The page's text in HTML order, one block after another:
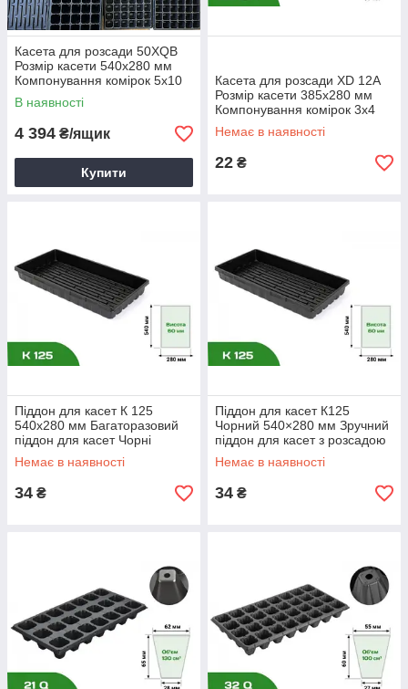
ат
О
ок
К
ап
та
Касета для розсади 50XQB
Розмір касети 540х280 мм
Компонування комірок 5х10
Контейнер для розсади
Пластикова тара для розсади
В наявності
4 394 ₴/ящик
Купити
Касета для розсади XD 12A
Розмір касети 385x280 мм
Компонування комірок 3х4
Лотки для розсади Ємність
для розсади
Немає в наявності
22 ₴
Піддон для касет К 125
540х280 мм Багаторазовий
піддон для касет Чорні
піддони для розсадних
Немає в наявності
34 ₴
Піддон для касет К125
Чорний 540×280 мм Зручний
піддон для касет з розсадою
Немає в наявності
34 ₴